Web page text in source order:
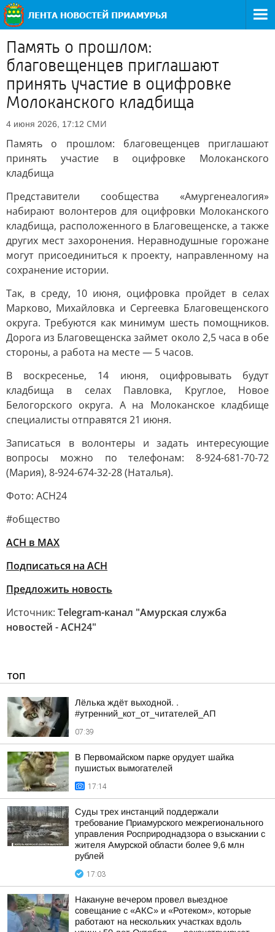
Память о прошлом:
благовещенцев приглашают
принять участие в оцифровке
Молоканского кладбища
4 июня 2026, 17:12 СМИ
Память о прошлом: благовещенцев приглашают
принять участие в оцифровке Молоканского
кладбища
Представители сообщества «Амургенеалогия»
набирают волонтеров для оцифровки Молоканского
кладбища, расположенного в Благовещенске, а также
других мест захоронения. Неравнодушные горожане
могут присоединиться к проекту, направленному на
сохранение истории.
Так, в среду, 10 июня, оцифровка пройдет в селах
Марково, Михайловка и Сергеевка Благовещенского
округа. Требуются как минимум шесть помощников.
Дорога из Благовещенска займет около 2,5 часа в обе
стороны, а работа на месте — 5 часов.
В воскресенье, 14 июня, оцифровывать будут
кладбища в селах Павловка, Круглое, Новое
Белогорского округа. А на Молоканское кладбище
специалисты отправятся 21 июня.
Записаться в волонтеры и задать интересующие
вопросы можно по телефонам: 8-924-681-70-72
(Мария), 8-924-674-32-28 (Наталья).
Фото: АСН24
#общество
АСН в MAX
Подписаться на АСН
Предложить новость
Источник: Telegram-канал "Амурская служба
новостей - АСН24"
ТОП
Лёлька ждёт выходной. .
#утренний_кот_от_читателей_АП
07:39
В Первомайском парке орудует шайка
пушистых вымогателей
17:14
Суды трех инстанций поддержали
требование Приамурского межрегионального
управления Росприроднадзора о взыскании с
жителя Амурской области более 9,6 млн
рублей
17:03
Накануне вечером провел выездное
совещание с «АКС» и «Ротеком», которые
работают на нескольких участках вдоль